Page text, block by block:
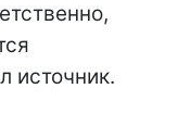
источник.